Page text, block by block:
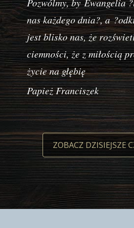
nas każdego dnia?, a
jest blisko nas, że
ciemności, że z miłością
życie na głębię
Papież Franciszek
ZOBACZ DZISIEJSZE